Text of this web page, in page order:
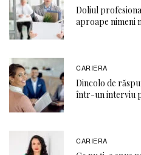
Doliul
aproape nimeni
CARIERA
Dincolo de
într-un interviu
CARIERA